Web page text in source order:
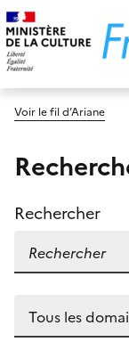
Voir le fil d’Ariane
Rechercher